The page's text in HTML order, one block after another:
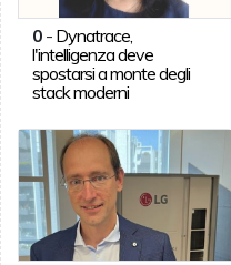
0- Dynatrace,
l'intelligenza deve
spostarsi a monte degli
stack moderni